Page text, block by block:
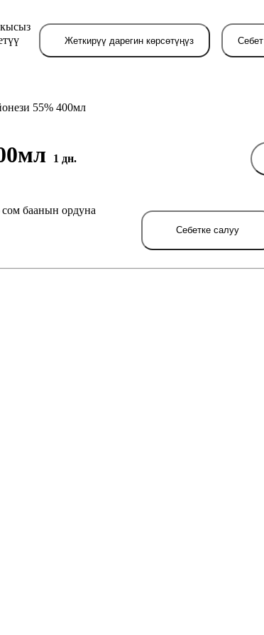
Жеткирүү дарегин көрсөтүңүз Себет
55% 400мл
1 дн.
баанын ордуна
Себетке салуу
Бул жерде сиз буйрутма берген
товарлар пайда болот.